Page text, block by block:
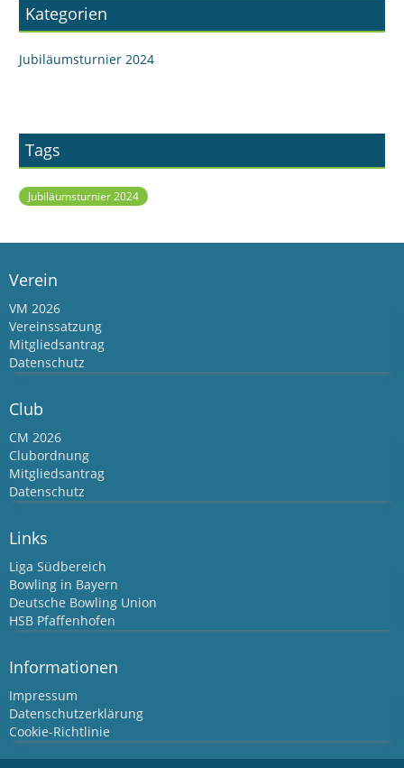
Kategorien
Jubiläumsturnier 2024
Tags
Jubiläumsturnier 2024
Verein
VM 2026
Vereinssatzung
Mitgliedsantrag
Datenschutz
Club
CM 2026
Clubordnung
Mitgliedsantrag
Datenschutz
Links
Liga Südbereich
Bowling in Bayern
Deutsche Bowling Union
HSB Pfaffenhofen
Informationen
Impressum
Datenschutzerklärung
Cookie-Richtlinie